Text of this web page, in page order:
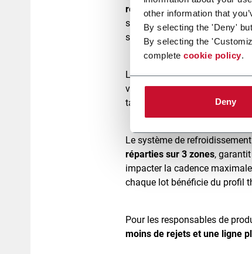
other information that
By selecting the 'Deny'
By selecting the
complete cookie policy.
Deny
remplissage back filling and
sur le processus. Chaque
spécifique, idéal pour les
La vitesse est un autre atout
volume et précision selon les
tailles de sticks, la CRLA
Le système de
réparties sur 3 zones,
impacter la cadence
chaque lot bénéficie du profil
Pour les responsables de
moins de rejets et une ligne